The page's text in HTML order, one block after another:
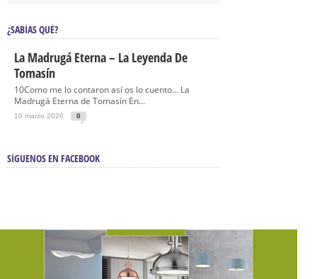
¿SABÍAS QUÉ?
La Madrugá Eterna – La Leyenda De
Tomasín
10Como me lo contaron así os lo cuento… La
Madrugá Eterna de Tomasín En...
10 marzo 2026 0
SÍGUENOS EN FACEBOOK